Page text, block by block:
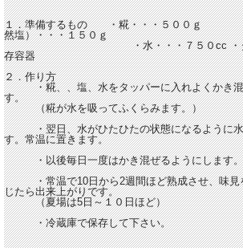
１．準備するもの ・糀・・・５００ｇ
然塩）・・・１５０ｇ
・水・・・７５０cc ・タッパ
存容器
２．作り方
・糀、、塩、水をタッパーに入れよくかき混
す。
（糀が水を吸ってふくらみます。）
・翌日、水がひたひたの状態になるように水
す。常温に置きます。
・以後毎日一度はかき混ぜるようにします。
・常温で10日から2週間ほど熟成させ、味見
じたら出来上がりです。
（夏場は5日～１０日ほど）
・冷蔵庫で保存して下さい。